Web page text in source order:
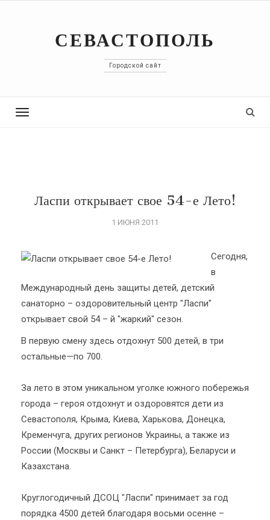
СЕВАСТОПОЛЬ
Городской сайт
Toggle
Ласпи открывает свое 54-е Лето!
1 ИЮНЯ 2011
Сегодня,
в
Международный день защиты детей, детский
санаторно – оздоровительный центр "Ласпи"
открывает свой 54 – й "жаркий" сезон.
В первую смену здесь отдохнут 500 детей, в три
остальные—по 700.
За лето в этом уникальном уголке южного побережья
города – героя отдохнут и оздоровятся дети из
Севастополя, Крыма, Киева, Харькова, Донецка,
Кременчуга, других регионов Украины, а также из
России (Москвы и Санкт – Петербурга), Беларуси и
Казахстана.
Круглогодичный ДСОЦ "Ласпи" принимает за год
порядка 4500 детей благодаря восьми осенне –